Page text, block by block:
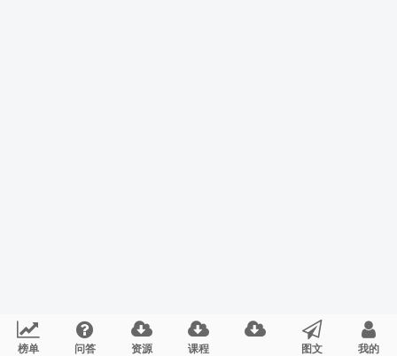
榜单 问答 资源 课程 图文 我的